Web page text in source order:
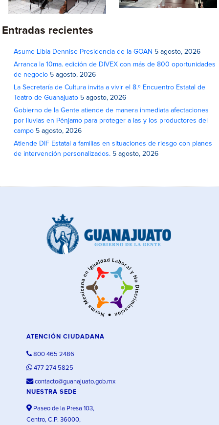
Entradas recientes
Asume Libia Dennise Presidencia de la GOAN 5 agosto, 2026
Arranca la 10ma. edición de DIVEX con más de 800 oportunidades
de negocio 5 agosto, 2026
La Secretaría de Cultura invita a vivir el 8.º Encuentro Estatal de
Teatro de Guanajuato 5 agosto, 2026
Gobierno de la Gente atiende de manera inmediata afectaciones
por lluvias en Pénjamo para proteger a las y los productores del
campo 5 agosto, 2026
Atiende DIF Estatal a familias en situaciones de riesgo con planes
de intervención personalizados. 5 agosto, 2026
ATENCIÓN CIUDADANA
800 465 2486
477 274 5825
contacto@guanajuato.gob.mx
NUESTRA SEDE
Paseo de la Presa 103,
Centro, C.P. 36000,